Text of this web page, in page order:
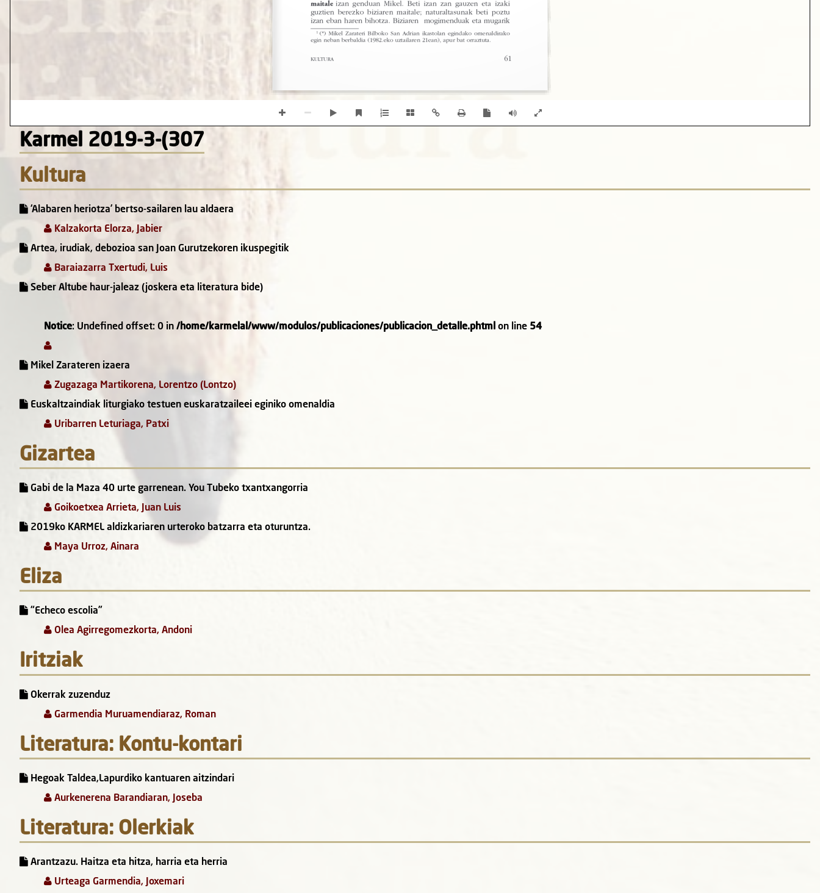
Karmel 2019-3-(307
Kultura
‘Alabaren heriotza’ bertso-sailaren lau aldaera
Kalzakorta Elorza, Jabier
Artea, irudiak, debozioa san Joan Gurutzekoren ikuspegitik
Baraiazarra Txertudi, Luis
Seber Altube haur-jaleaz (joskera eta literatura bide)
Notice: Undefined offset: 0 in /home/karmelal/www/modulos/publicaciones/publicacion_detalle.phtml on line 54
Mikel Zarateren izaera
Zugazaga Martikorena, Lorentzo (Lontzo)
Euskaltzaindiak liturgiako testuen euskaratzaileei eginiko omenaldia
Uribarren Leturiaga, Patxi
Gizartea
Gabi de la Maza 40 urte garrenean. You Tubeko txantxangorria
Goikoetxea Arrieta, Juan Luis
2019ko KARMEL aldizkariaren urteroko batzarra eta oturuntza.
Maya Urroz, Ainara
Eliza
“Echeco escolia”
Olea Agirregomezkorta, Andoni
Iritziak
Okerrak zuzenduz
Garmendia Muruamendiaraz, Roman
Literatura: Kontu-kontari
Hegoak Taldea,Lapurdiko kantuaren aitzindari
Aurkenerena Barandiaran, Joseba
Literatura: Olerkiak
Arantzazu. Haitza eta hitza, harria eta herria
Urteaga Garmendia, Joxemari